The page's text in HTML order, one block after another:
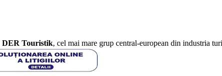
DER Touristik, cel mai mare grup central-european din industria